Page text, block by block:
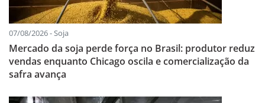
07/08/2026 - Soja
Mercado da soja perde força no Brasil: produtor reduz
vendas enquanto Chicago oscila e comercialização da
safra avança